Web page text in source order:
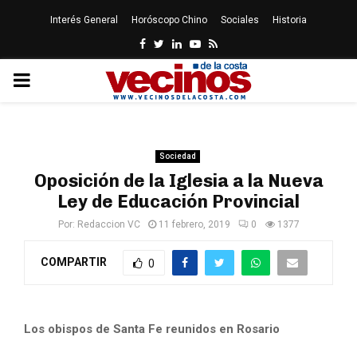
Interés General Horóscopo Chino Sociales Historia
Facebook
Twitter
LinkedinYoutube
Rss
PRIMARY
Sociedad
Oposición de la Iglesia a la Nueva
Ley de Educación Provincial
Por: Redaccion VC 11 febrero, 2019 0 1377
COMPARTIR 0
Los obispos de Santa Fe reunidos en Rosario